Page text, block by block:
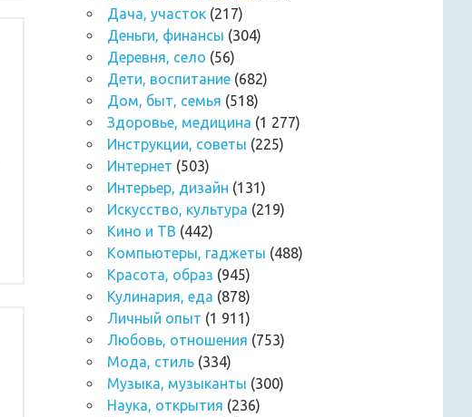
Дача, участок (217)
Деньги, финансы (304)
Деревня, село (56)
Дети, воспитание (682)
Дом, быт, семья (518)
Здоровье, медицина (1 277)
Инструкции, советы (225)
Интернет (503)
Интерьер, дизайн (131)
Искусство, культура (219)
Кино и ТВ (442)
Компьютеры, гаджеты (488)
Красота, образ (945)
Кулинария, еда (878)
Личный опыт (1 911)
Любовь, отношения (753)
Мода, стиль (334)
Музыка, музыканты (300)
Наука, открытия (236)